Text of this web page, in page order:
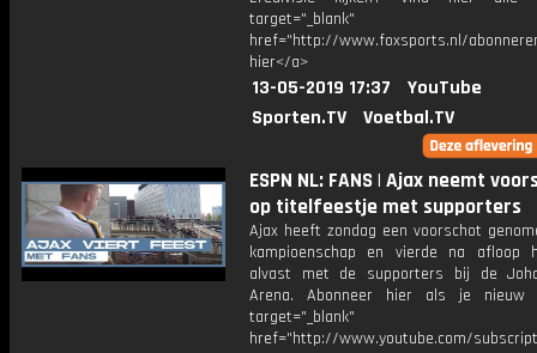
target="_blank"
href="http://www.foxsports.nl/
hier</a>
13-05-2019 17:37
YouTube
Sporten.TV
Voetbal.TV
ESPN NL: FANS | Ajax neemt
op titelfeestje met supporters
Ajax heeft zondag een voorschot
kampioenschap en vierde na afloop
alvast met de supporters bij de
Arena. Abonneer hier als je nieuw
target="_blank"
href="http://www.youtube.com/